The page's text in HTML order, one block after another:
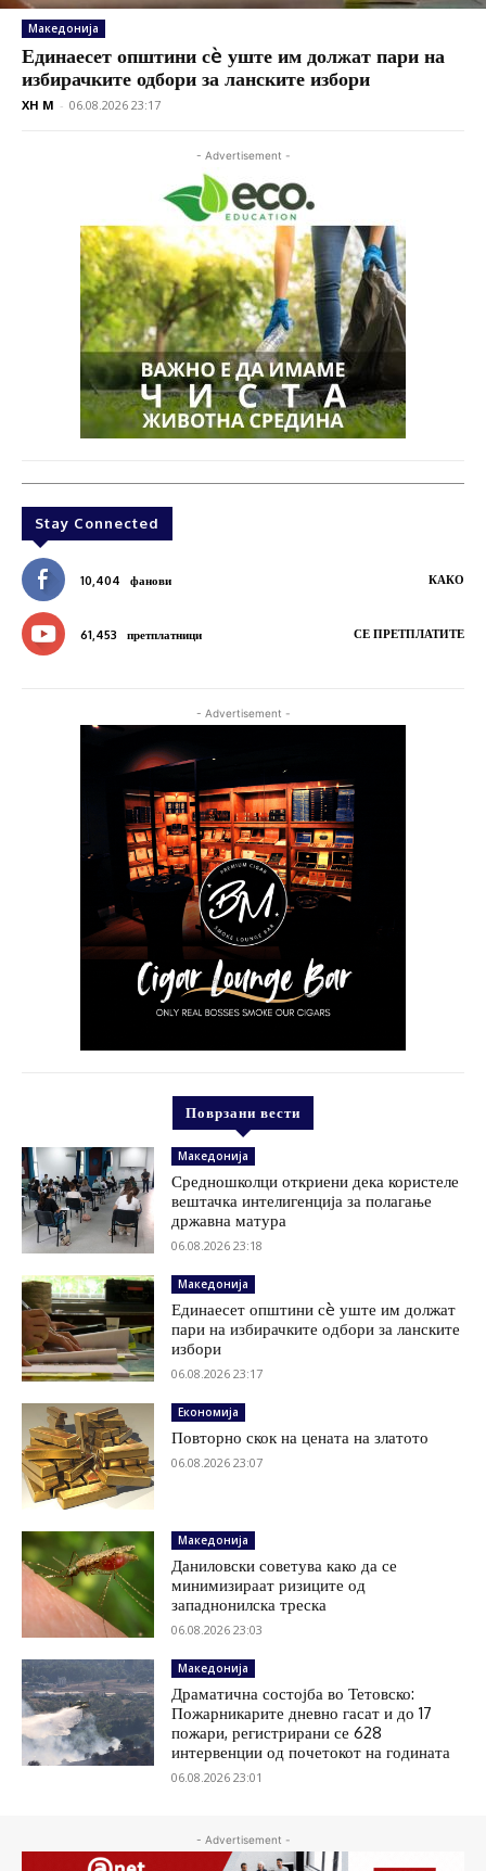
Македонија
Единаесет општини сè уште им должат пари на
избирачките одбори за ланските избори
XH M - 06.08.2026 23:17
- Advertisement -
Stay Connected
10,404 фанови КАКО
61,453 претплатници СЕ ПРЕТПЛАТИТЕ
- Advertisement -
Поврзани вести
Македонија
Средношколци откриени дека користеле
вештачка интелигенција за полагање
државна матура
06.08.2026 23:18
Македонија
Единаесет општини сè уште им должат
пари на избирачките одбори за ланските
избори
06.08.2026 23:17
Економија
Повторно скок на цената на златото
06.08.2026 23:07
Македонија
Даниловски советува како да се
минимизираат ризиците од
западнонилска треска
06.08.2026 23:03
Македонија
Драматична состојба во Тетовско:
Пожарникарите дневно гасат и до 17
пожари, регистрирани се 628
интервенции од почетокот на годината
06.08.2026 23:01
- Advertisement -